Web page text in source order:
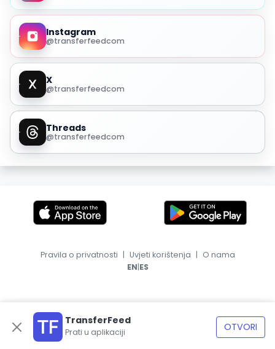
Instagram
@transferfeedcom
X
@transferfeedcom
Threads
@transferfeedcom
TransferFeed
Prati u aplikaciji OTVORI
Pravila o privatnosti | Uvjeti korištenja | O nama
EN|ES